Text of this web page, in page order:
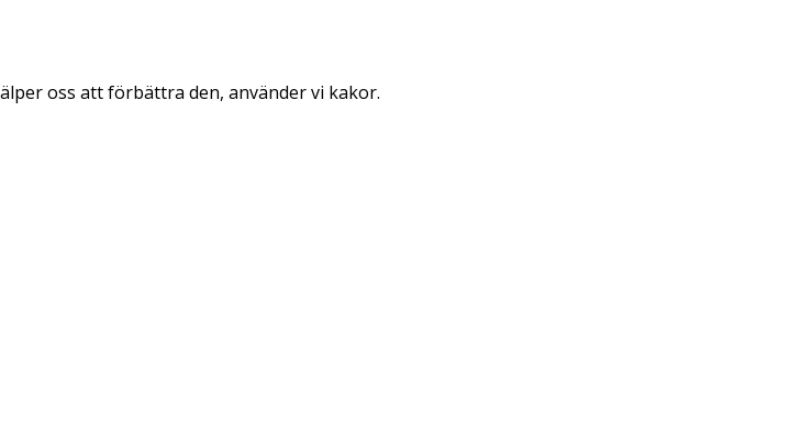
oss att förbättra den, använder vi kakor.